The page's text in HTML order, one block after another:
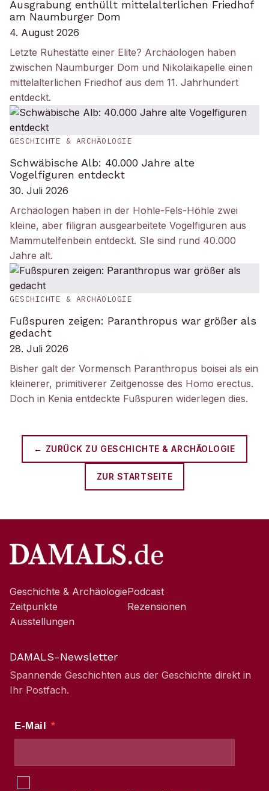
Ausgrabung enthüllt mittelalterlichen Friedhof
am Naumburger Dom
4. August 2026
Letzte Ruhestätte einer Elite? Archäologen haben
zwischen Naumburger Dom und Nikolaikapelle einen
mittelalterlichen Friedhof aus dem 11. Jahrhundert
entdeckt.
GESCHICHTE & ARCHÄOLOGIE
Schwäbische Alb: 40.000 Jahre alte
Vogelfiguren entdeckt
30. Juli 2026
Archäologen haben in der Hohle-Fels-Höhle zwei
kleine, aber filigran ausgearbeitete Vogelfiguren aus
Mammutelfenbein entdeckt. SIe sind rund 40.000
Jahre alt.
GESCHICHTE & ARCHÄOLOGIE
Fußspuren zeigen: Paranthropus war größer als
gedacht
28. Juli 2026
Bisher galt der Vormensch Paranthropus boisei als ein
kleinerer, primitiverer Zeitgenosse des Homo erectus.
Doch in Kenia entdeckte Fußspuren widerlegen dies.
← ZURÜCK ZU GESCHICHTE & ARCHÄOLOGIE
ZUR STARTSEITE
Geschichte & Archäologie
Zeitpunkte
Ausstellungen
Podcast
Rezensionen
DAMALS-Newsletter
Spannende Geschichten aus der Geschichte direkt in
Ihr Postfach.